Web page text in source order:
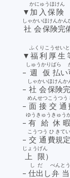
▼加入保険
かにゅうほけん
社会
しゃかい
保険
ほけん
完
かん
▼ 福利厚生
ふくりこうせい
- 週
しゅう
仮払
かりばら
い
- 社会
しゃかい
保険
ほけんか
- 面接
めんせつ
交通
こうつう
-有給
ゆうきゅう
休暇
きゅう
- 交通
こうつう
費
ひ
規定
きて
上限
じょうげん
）
-仕出
しだ
し弁当
べんと